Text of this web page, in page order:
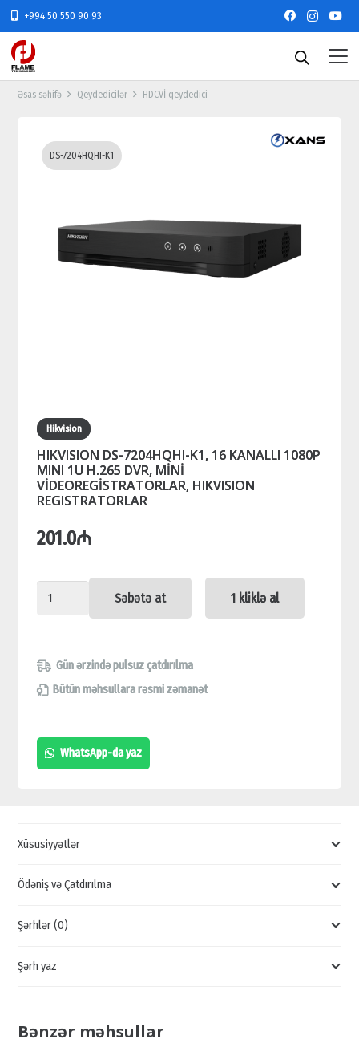
+994 50 550 90 93
Əsas səhifə Qeydedicilər HDCVİ qeydedici
DS-7204HQHI-K1
Hikvision
HIKVISION DS-7204HQHI-K1, 16 KANALLI 1080P
MINI 1U H.265 DVR, MİNİ
VİDEOREGİSTRATORLAR, HIKVISION
REGISTRATORLAR
201.0₼
HIKVISION
K1,
16
1080P
MINI
VİDEOREGİSTRATORLAR,
REGISTRATORLAR
Səbətə at 1 kliklə al
Gün ərzində pulsuz çatdırılma
Bütün məhsullara rəsmi zəmanət
WhatsApp-da yaz
Xüsusiyyətlər
Ödəniş və Çatdırılma
Şərhlər (0)
Şərh yaz
Bənzər məhsullar